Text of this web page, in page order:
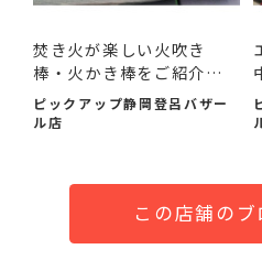
焚き火が楽しい火吹き
棒・火かき棒をご紹介い
たし...
ピックアップ静岡登呂バザー
ル店
この店舗の